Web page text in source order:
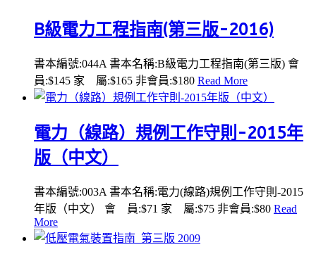
B級電力工程指南(第三版-2016)
書本編號:044A 書本名稱:B級電力工程指南(第三版) 會
員:$145 家 屬:$165 非會員:$180 Read More
電力（線路）規例工作守則-2015年
版（中文）
書本編號:003A 書本名稱:電力(線路)規例工作守則-2015
年版（中文） 會 員:$71 家 屬:$75 非會員:$80 Read
More